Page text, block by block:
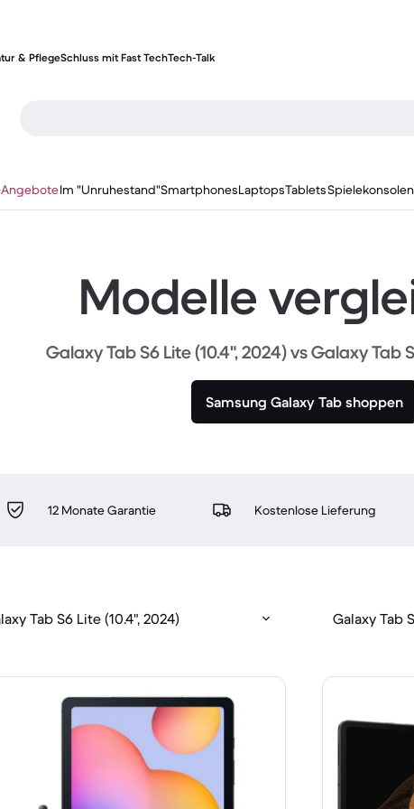
& PflegeSchluss mit Fast TechTech-Talk
Im "Unruhestand"SmartphonesLaptopsTabletsSpielekonsolen
Modelle
Galaxy Tab S6 Lite (10.4", 2024) vs Galaxy Tab
Samsung Galaxy Tab shoppen
12 Monate Garantie Kostenlose Lieferung
Tab S6 Lite (10.4", 2024) Galaxy Tab